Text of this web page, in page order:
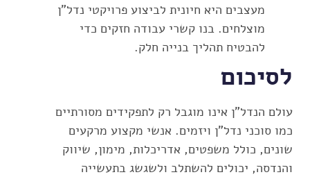
מעצבים היא חיונית לביצוע פרויקטי נדל"ן
מוצלחים. בנו קשרי עבודה חזקים כדי
להבטיח תהליך בנייה חלק.
לסיכום
עולם הנדל"ן אינו מוגבל רק לתפקידים מסורתיים
כמו סוכני נדל"ן ויזמים. אנשי מקצוע מרקעים
שונים, כולל משפטים, אדריכלות, מימון, שיווק
והנדסה, יכולים להשתלב ולשגשג בתעשייה